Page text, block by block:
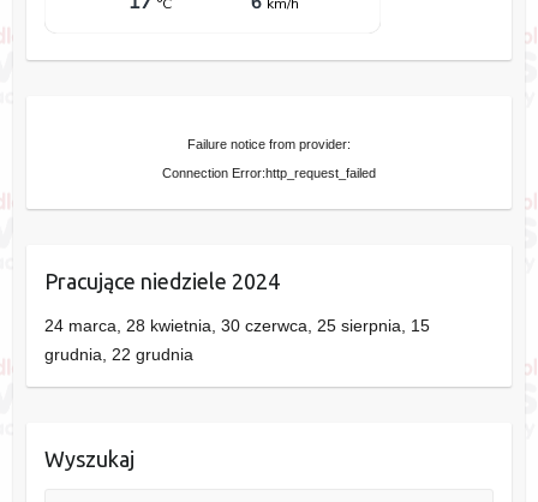
Failure notice from provider:
Connection Error:http_request_failed
Pracujące niedziele 2024
24 marca, 28 kwietnia, 30 czerwca, 25 sierpnia, 15
grudnia, 22 grudnia
Wyszukaj